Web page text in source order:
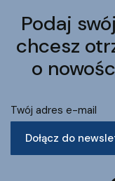
Podaj
chcesz
o
Twój adres e-mail
Dołącz do